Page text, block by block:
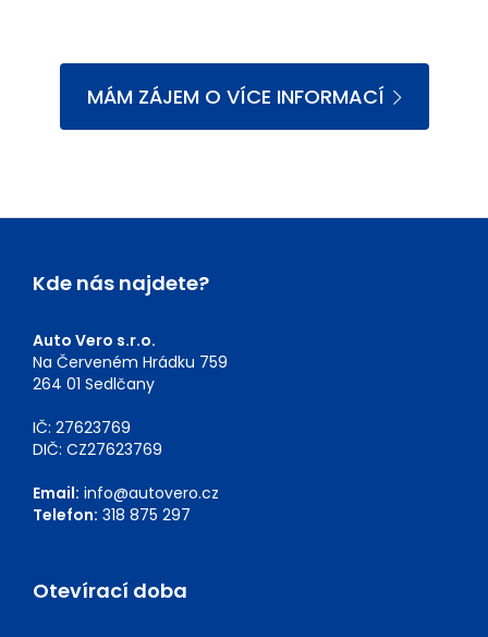
MÁM ZÁJEM O VÍCE INFORMACÍ
Kde nás najdete?
Auto Vero s.r.o.
Na Červeném Hrádku 759
264 01 Sedlčany
IČ: 27623769
DIČ: CZ27623769
Email: info@autovero.cz
Telefon: 318 875 297
Otevírací doba